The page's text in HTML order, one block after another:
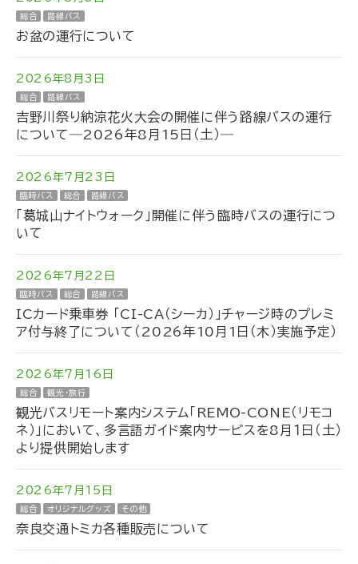
総合 路線バス
お盆の運行について
2026年8月3日
総合 路線バス
吉野川祭り納涼花火大会の開催に伴う路線バスの運行
について―2026年8月15日（土）―
2026年7月23日
臨時バス 総合 路線バス
「葛城山ナイトウォーク」開催に伴う臨時バスの運行につ
いて
2026年7月22日
臨時バス 総合 路線バス
ICカード乗車券 「CI-CA（シーカ）」チャージ時のプレミ
ア付与終了について（2026年10月1日（木）実施予定）
2026年7月16日
総合 観光・旅行
観光バスリモート案内システム「REMO-CONE（リモコ
ネ）」において、多言語ガイド案内サービスを8月１日（土）
より提供開始します
2026年7月15日
総合 オリジナルグッズ その他
奈良交通トミカ各種販売について